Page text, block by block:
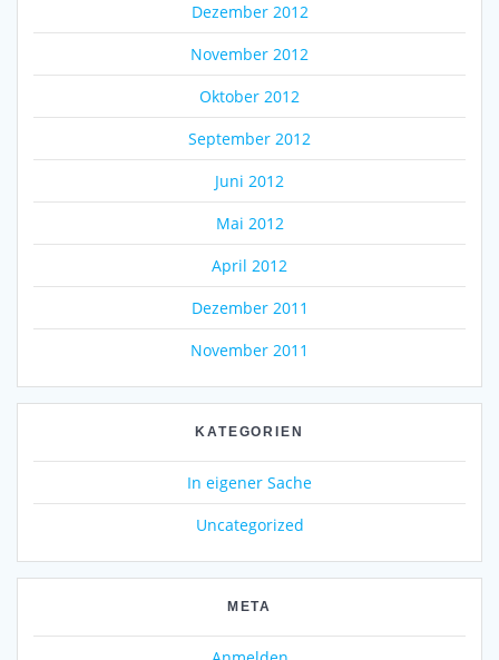
Dezember 2012
November 2012
Oktober 2012
September 2012
Juni 2012
Mai 2012
April 2012
Dezember 2011
November 2011
KATEGORIEN
In eigener Sache
Uncategorized
META